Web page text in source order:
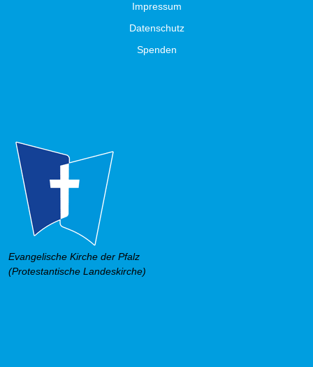
Impressum
Datenschutz
Spenden
Evangelische Kirche der Pfalz
(Protestantische Landeskirche)